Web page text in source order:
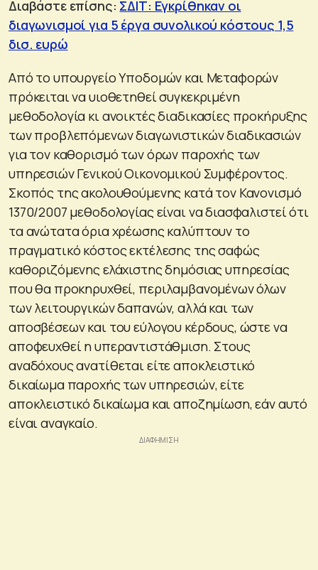
Διαβάστε επίσης: ΣΔΙΤ: Εγκρίθηκαν οι
διαγωνισμοί για 5 έργα συνολικού κόστους 1,5
δισ. ευρώ
Από το υπουργείο Υποδομών και Μεταφορών
πρόκειται να υιοθετηθεί συγκεκριμένη
μεθοδολογία κι ανοικτές διαδικασίες προκήρυξης
των προβλεπόμενων διαγωνιστικών διαδικασιών
για τον καθορισμό των όρων παροχής των
υπηρεσιών Γενικού Οικονομικού Συμφέροντος.
Σκοπός της ακολουθούμενης κατά τον Κανονισμό
1370/2007 μεθοδολογίας είναι να διασφαλιστεί ότι
τα ανώτατα όρια χρέωσης καλύπτουν το
πραγματικό κόστος εκτέλεσης της σαφώς
καθοριζόμενης ελάχιστης δημόσιας υπηρεσίας
που θα προκηρυχθεί, περιλαμβανομένων όλων
των λειτουργικών δαπανών, αλλά και των
αποσβέσεων και του εύλογου κέρδους, ώστε να
αποφευχθεί η υπεραντιστάθμιση. Στους
αναδόχους ανατίθεται είτε αποκλειστικό
δικαίωμα παροχής των υπηρεσιών, είτε
αποκλειστικό δικαίωμα και αποζημίωση, εάν αυτό
είναι αναγκαίο.